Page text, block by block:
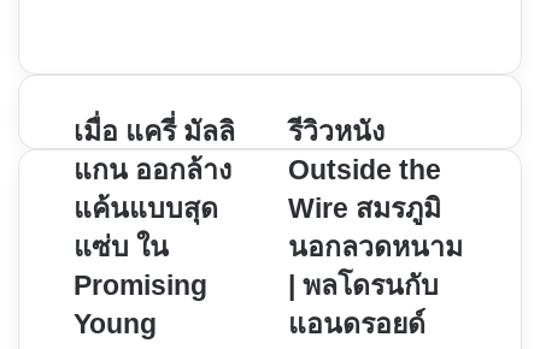
เมื่อ
แค
รี่
มัล
ลิ
แกน
ล้าง
เมื่อ แครี่ มัลลิ
แกน ออกล้าง
แค้นแบบสุด
แซ่บ ใน
Promising
Young
รีวิว
หนัง
Outside
the
Wire
สมรภูมิ
นอก
ลวด
รีวิวหนัง
Outside the
Wire สมรภูมิ
นอกลวดหนาม
| พลโดรนกับ
แอนดรอยด์